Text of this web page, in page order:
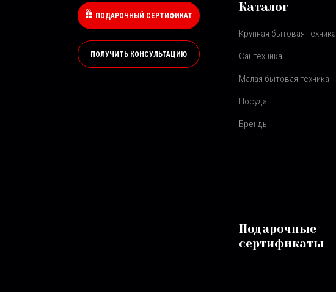
ПОДАРОЧНЫЙ СЕРТИФИКАТ
ПОЛУЧИТЬ КОНСУЛЬТАЦИЮ
Каталог
Крупная бытовая техника
Сантехника
Малая бытовая техника
Посуда
Бренды
Подарочные
сертификаты